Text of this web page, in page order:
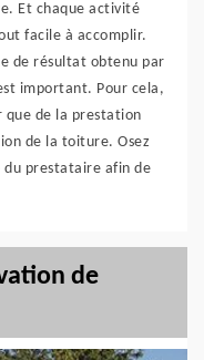
Et chaque activité
facile à accomplir.
de résultat obtenu par
important. Pour cela,
que de la prestation
de la toiture. Osez
du prestataire afin de
de